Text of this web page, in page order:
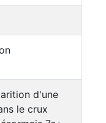
d'une
le crux